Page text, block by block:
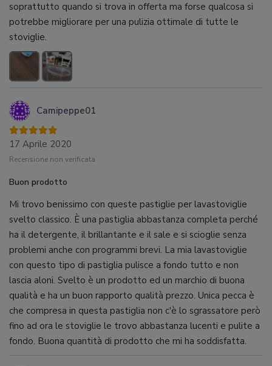
soprattutto quando si trova in offerta ma forse qualcosa si
potrebbe migliorare per una pulizia ottimale di tutte le
stoviglie.
Camipeppe01
17 Aprile 2020
Recensione non verificata
Buon prodotto
Mi trovo benissimo con queste pastiglie per lavastoviglie
svelto classico. È una pastiglia abbastanza completa perché
ha il detergente, il brillantante e il sale e si scioglie senza
problemi anche con programmi brevi. La mia lavastoviglie
con questo tipo di pastiglia pulisce a fondo tutto e non
lascia aloni. Svelto è un prodotto ed un marchio di buona
qualità e ha un buon rapporto qualità prezzo. Unica pecca è
che compresa in questa pastiglia non c'è lo sgrassatore però
fino ad ora le stoviglie le trovo abbastanza lucenti e pulite a
fondo. Buona quantità di prodotto che mi ha soddisfatta.